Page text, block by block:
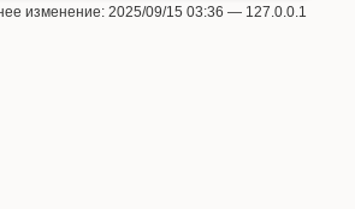
изменение: 2025/09/15 03:36 — 127.0.0.1